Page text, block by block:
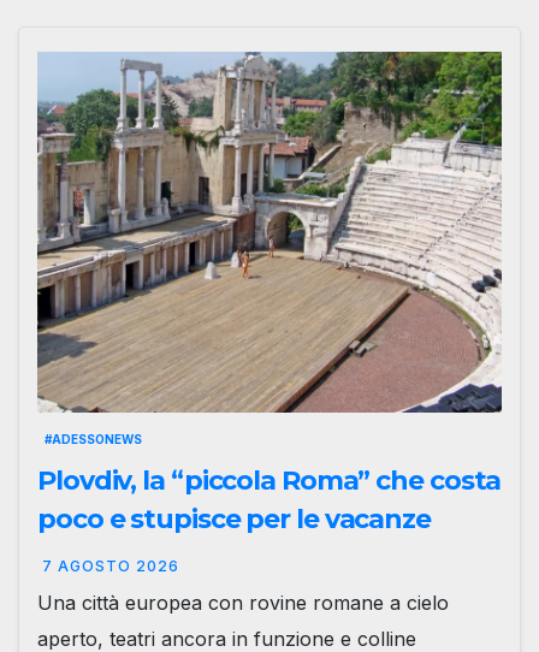
#ADESSONEWS
Plovdiv, la “piccola Roma” che costa
poco e stupisce per le vacanze
7 AGOSTO 2026
Una città europea con rovine romane a cielo
aperto, teatri ancora in funzione e colline